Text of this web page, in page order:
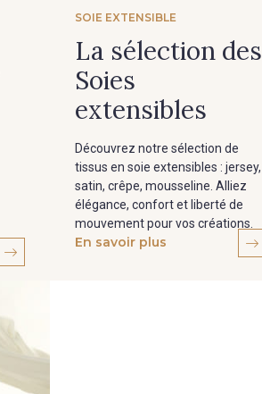
SOIE EXTENSIBLE
La sélection des
Soies
extensibles
Découvrez notre sélection de
tissus en soie extensibles : jersey,
satin, crêpe, mousseline. Alliez
élégance, confort et liberté de
mouvement pour vos créations.
En savoir plus